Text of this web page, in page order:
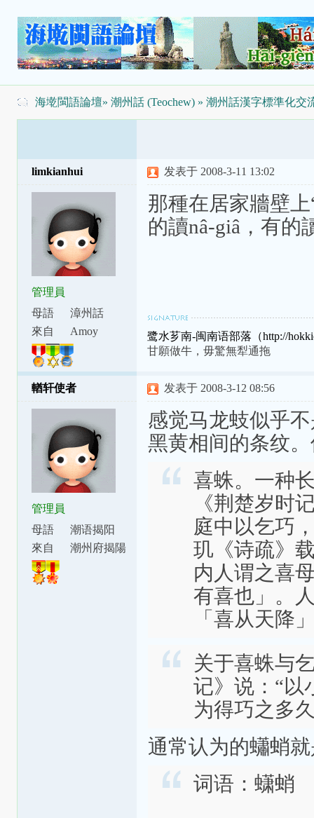
海墘閩語論壇» 潮州話 (Teochew)» 潮州話漢字標準化交
limkianhui
管理員
母語
漳州話
來自
Amoy
发表于 2008-3-11 13:02
那種在居家牆壁
的讀nâ-giâ，有的
鹭水芗南-闽南语部落（http://
甘願做牛，毋驚無犁通拖
輶轩使者
管理員
母語
潮语揭阳
腔
來自
潮州府揭陽
发表于 2008-3-12 08:56
感觉马龙蚑似乎
黑黄相间的条纹
喜蛛。一种
《荆楚岁
庭中以乞巧
玑《诗疏》
内人谓之喜
有喜也」。
「喜从天降
关于喜蛛与
记》说：“以
为得巧之多
通常认为的蠨蛸
词语：蟏蛸